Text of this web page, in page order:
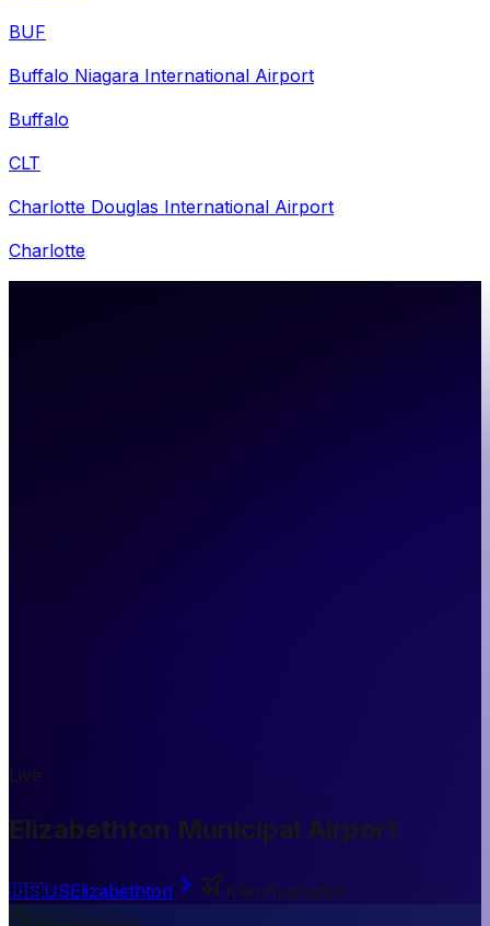
BUF
Buffalo Niagara International Airport
Buffalo
CLT
Charlotte Douglas International Airport
Charlotte
Live
Elizabethton Municipal Airport
🇺🇸USElizabethton
Kleinflughafen